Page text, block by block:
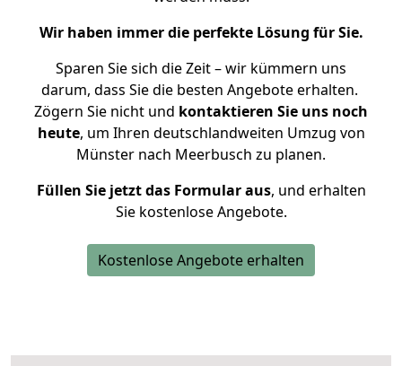
Wir haben immer die perfekte Lösung für Sie.
Sparen Sie sich die Zeit – wir kümmern uns
darum, dass Sie die besten Angebote erhalten.
Zögern Sie nicht und kontaktieren Sie uns noch
heute, um Ihren deutschlandweiten Umzug von
Münster nach Meerbusch zu planen.
Füllen Sie jetzt das Formular aus, und erhalten
Sie kostenlose Angebote.
Kostenlose Angebote erhalten